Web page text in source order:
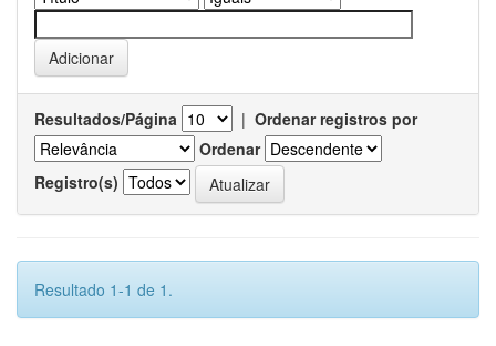
Resultados/Página | Ordenar registros por
Ordenar
Registro(s)
Resultado 1-1 de 1.